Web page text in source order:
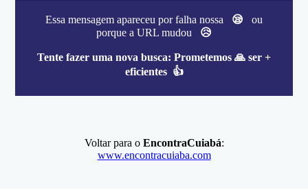
Essa mensagem apareceu por falha nossa 😪
ou
porque a URL mudou 😥
Tente fazer uma nova busca: Prometemos 🙏 ser +
eficientes 👍
Voltar para o EncontraCuiabá:
www.encontracuiaba.com